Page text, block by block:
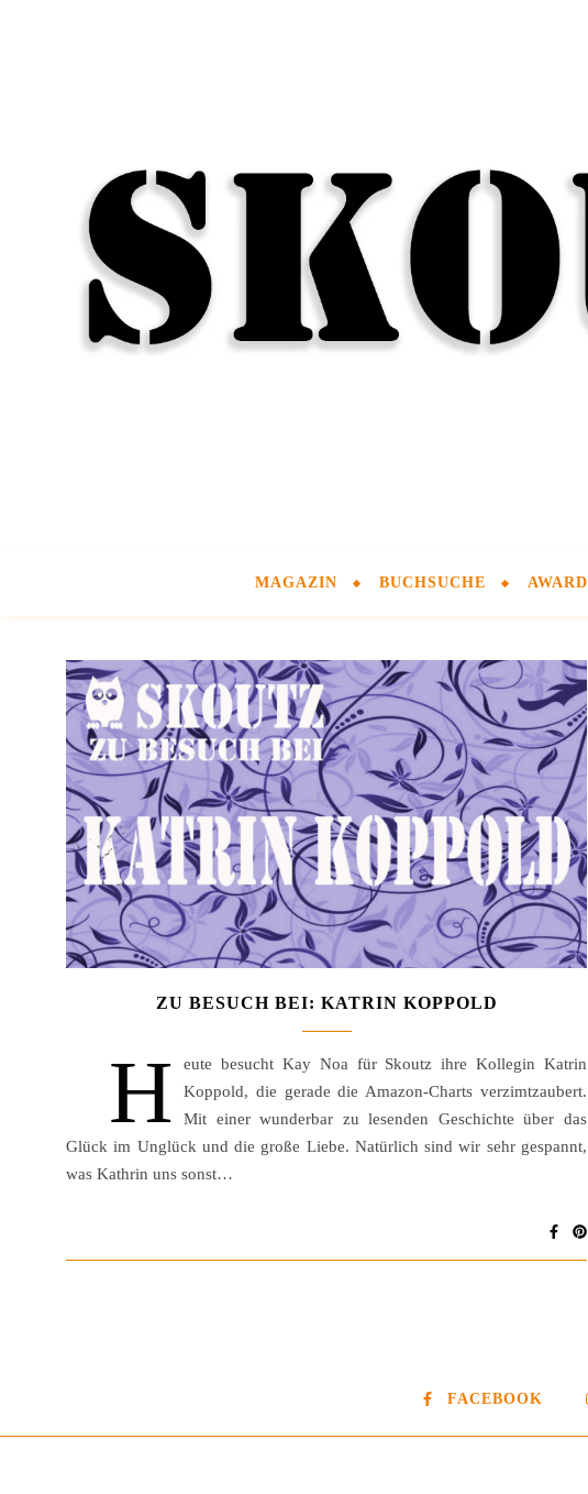
MAGAZIN BUCHSUCHE AWARD
ZU BESUCH BEI: KATRIN KOPPOLD
H
eute besucht Kay Noa für Skoutz ihre Kollegin Katrin
Koppold, die gerade die Amazon-Charts verzimtzaubert.
Mit einer wunderbar zu lesenden Geschichte über das
Glück im Unglück und die große Liebe. Natürlich sind wir sehr gespannt,
was Kathrin uns sonst…
FACEBOOK